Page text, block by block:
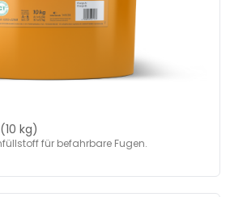
kg)
für befahrbare Fugen.